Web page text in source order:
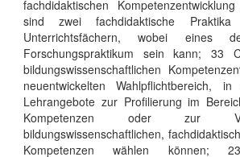
fachdidaktischen
sind zwei fachdidaktische
Unterrichtsfächern, wobei eines
Forschungspraktikum sein kann; 33
bildungswissenschaftlichen
neuentwickelten Wahlpflichtbereich,
Lehrangebote zur Profilierung im
Kompetenzen oder zur
bildungswissenschaftlichen,
Kompetenzen wählen